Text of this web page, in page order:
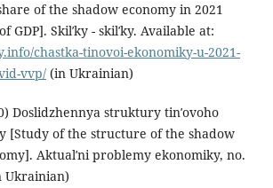
of the shadow economy in 2021
GDP]. Skilʹky - skilʹky. Available at:
chastka-tinovoi-ekonomiky-u-2021-
vvp/(in Ukrainian)
Doslidzhennya struktury tinʹovoho
[Study of the structure of the shadow
Aktualʹni problemy ekonomiky, no.
Ukrainian)